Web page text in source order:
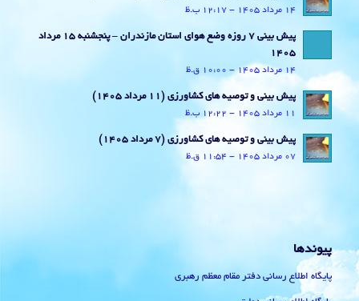
14 مرداد 1405 - 12:17 ب.ظ
پیش بینی 7 روزه وضع هوای استان مازندران – پنجشنبه 15 مرداد
1405
14 مرداد 1405 - 10:00 ق.ظ
پیش بینی و توصیه های کشاورزی (11 مرداد ۱۴۰۵)
11 مرداد 1405 - 12:22 ب.ظ
پیش بینی و توصیه های کشاورزی (7 مرداد ۱۴۰۵)
07 مرداد 1405 - 11:54 ق.ظ
پیوندها
پایگاه اطلاع رسانی دفتر مقام معظم رهبری